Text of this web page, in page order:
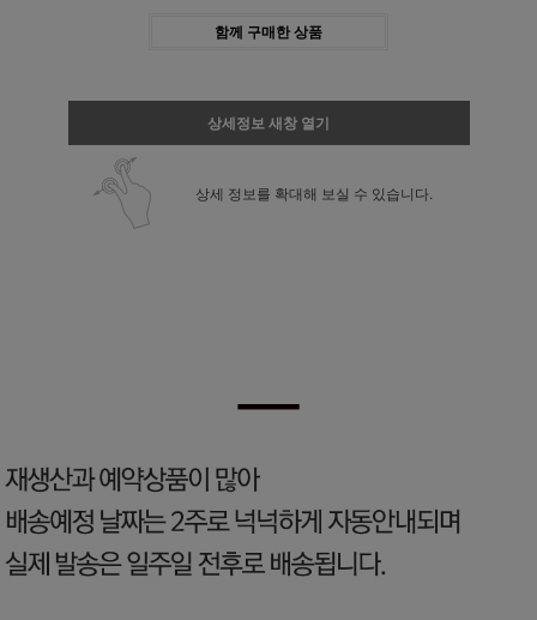
함께 구매한 상품
상세정보 새창 열기
상세 정보를 확대해 보실 수 있습니다.